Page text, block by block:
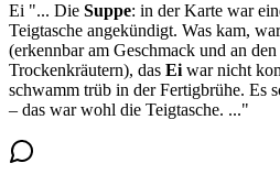
Ei "... Die Suppe: in der Karte war
Teigtasche angekündigt. Was kam,
(erkennbar am Geschmack und an
Trockenkräutern), das Ei war nicht
schwamm trüb in der Fertigbrühe. Es
– das war wohl die Teigtasche. ..."